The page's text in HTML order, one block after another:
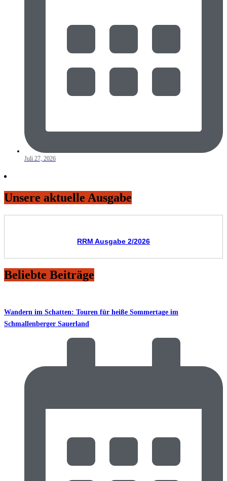
Juli 27, 2026
Unsere aktuelle Ausgabe
RRM Ausgabe 2/2026
Beliebte Beiträge
Wandern im Schatten: Touren für heiße Sommertage im
Schmallenberger Sauerland